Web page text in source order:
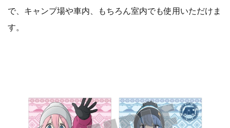
で、キャンプ場や車内、もちろん室内でも使用いただけま
す。